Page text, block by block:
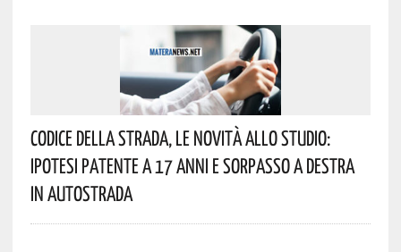
Codice Della Strada, Le Novità Allo Studio:
Ipotesi Patente A 17 Anni E Sorpasso A Destra
In Autostrada